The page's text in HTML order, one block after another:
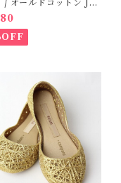
JO
ツ(Black) / Size 1・2